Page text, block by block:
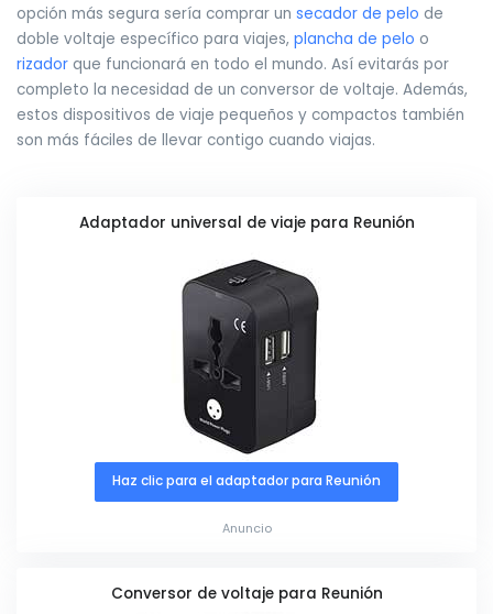
opción más segura sería comprar un secador de pelo de
doble voltaje específico para viajes, plancha de pelo o
rizador que funcionará en todo el mundo. Así evitarás por
completo la necesidad de un conversor de voltaje. Además,
estos dispositivos de viaje pequeños y compactos también
son más fáciles de llevar contigo cuando viajas.
Adaptador universal de viaje para Reunión
Haz clic para el adaptador para Reunión
Anuncio
Conversor de voltaje para Reunión